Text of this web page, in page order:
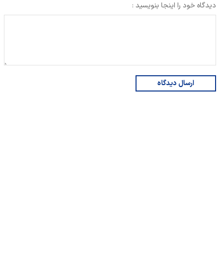
دیدگاه خود را اینجا بنویسید :
ارسال دیدگاه